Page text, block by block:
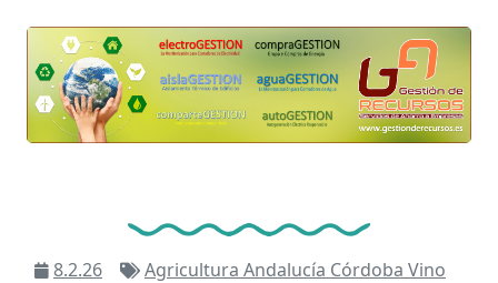
8.2.26 Agricultura Andalucía Córdoba Vino